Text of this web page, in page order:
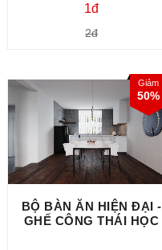
1đ
2đ
Giảm
50%
BỘ BÀN ĂN HIỆN ĐẠI -
GHẾ CÔNG THÁI HỌC